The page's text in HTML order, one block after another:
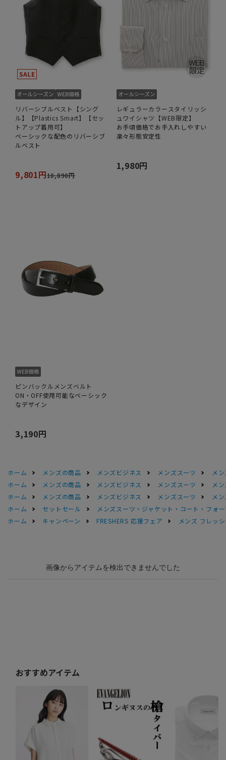
リバーシブルベスト【シング
ル】【Plastics Smart】【セッ
トアップ着用可】
ベーシックな配色のリバーシブ
ルベスト
9,801円10,890円
レギュラーカラースタイリッシ
ュワイシャツ【WEB限定】
お手頃価格でお手入れしやすい
楽々形態安定性
1,980円
ピンバックルメンズベルト
ON・OFF使用可能なベーシック
なデザイン
3,190円
ホーム メンズの商品 メンズビジネス メンズスーツ
メ
ホーム
メンズの商品 メンズビジネス メンズスーツ
メ
ホーム
メンズの商品 メンズビジネス メンズスーツ
メ
ホーム
セットセール
メンズスーツ・ジャケット・コート・フォ
ホーム
キャンペーン FRESHERS 応援フェア メンズ フレッ